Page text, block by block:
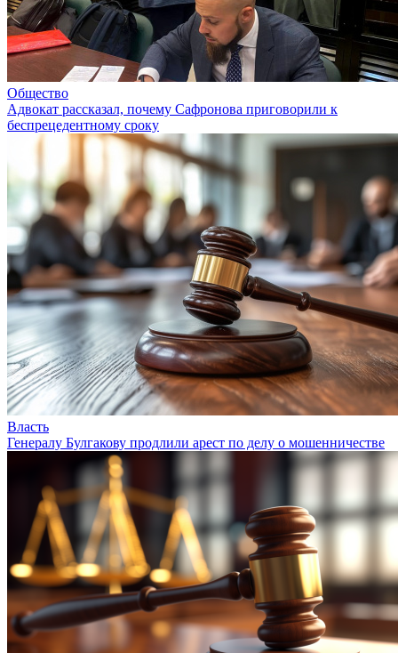
Общество
Адвокат рассказал, почему Сафронова приговорили к
беспрецедентному сроку
Власть
Генералу Булгакову продлили арест по делу о мошенничестве